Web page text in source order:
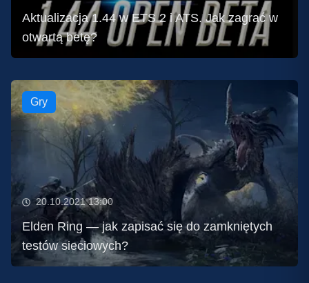
Aktualizacja 1.44 w ETS 2 i ATS. Jak zagrać w
otwartą betę?
Gry
20.10.2021 13:00
Elden Ring — jak zapisać się do zamkniętych
testów sieciowych?